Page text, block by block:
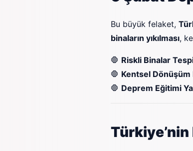
Bu büyük felaket,
binaların yıkılması,
🛑 Riskli Binalar
🛑 Kentsel Dönüşüm
🛑 Deprem Eğitimi
Türkiye’nin